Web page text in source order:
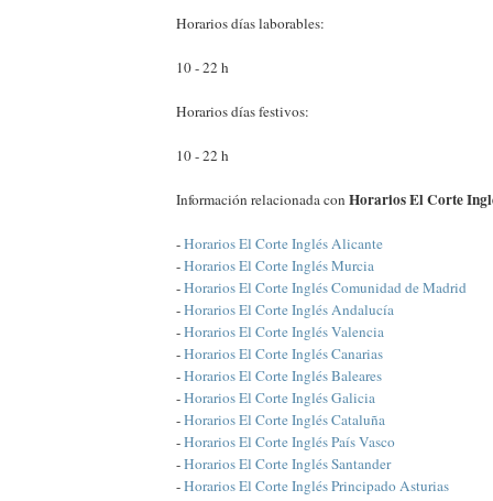
Horarios días laborables:
10 - 22 h
Horarios días festivos:
10 - 22 h
Información relacionada con Horarios El Corte
-Horarios El Corte Inglés Alicante
-Horarios El Corte Inglés Murcia
-Horarios El Corte Inglés Comunidad de Madrid
-Horarios El Corte Inglés Andalucía
-Horarios El Corte Inglés Valencia
-Horarios El Corte Inglés Canarias
-Horarios El Corte Inglés Baleares
-Horarios El Corte Inglés Galicia
-Horarios El Corte Inglés Cataluña
-Horarios El Corte Inglés País Vasco
-Horarios El Corte Inglés Santander
-Horarios El Corte Inglés Principado Asturias